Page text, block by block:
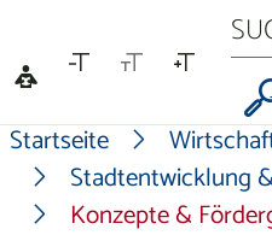
Startseite
Stadtentwicklung
Konzepte &